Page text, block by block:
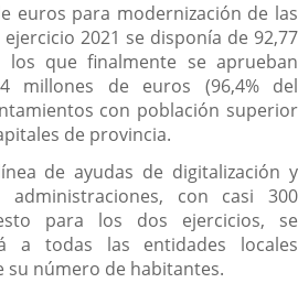
euros para modernización de las
2021 se disponía de 92,77
que finalmente se aprueban
millones de euros (96,4% del
con población superior
de provincia.
de ayudas de digitalización y
administraciones, con casi 300
para los dos ejercicios, se
a todas las entidades locales
número de habitantes.